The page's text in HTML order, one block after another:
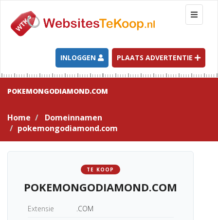
T
o
g
l
e
n
t
i
INLOGGEN PLAATS ADVERTENTIE
POKEMONGODIAMOND.COM
Home
Domeinnamen
pokemongodiamond.com
TE KOOP
POKEMONGODIAMOND.COM
Extensie
.COM